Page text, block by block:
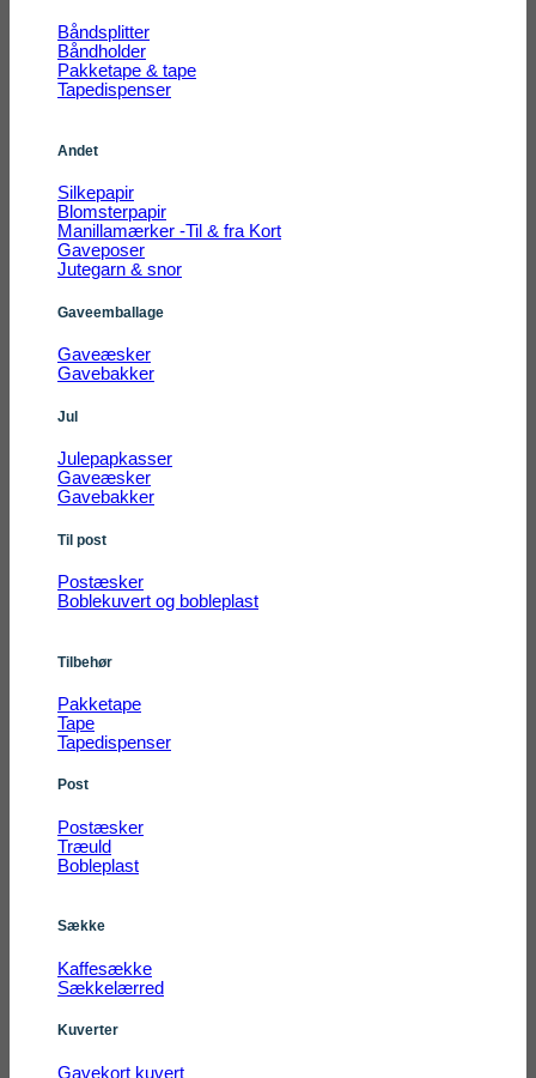
Båndsplitter
Båndholder
Pakketape & tape
Tapedispenser
Andet
Silkepapir
Blomsterpapir
Manillamærker -Til & fra Kort
Gaveposer
Jutegarn & snor
Gaveemballage
Gaveæsker
Gavebakker
Jul
Julepapkasser
Gaveæsker
Gavebakker
Til post
Postæsker
Boblekuvert og bobleplast
Tilbehør
Pakketape
Tape
Tapedispenser
Post
Postæsker
Træuld
Bobleplast
Sække
Kaffesække
Sækkelærred
Kuverter
Gavekort kuvert